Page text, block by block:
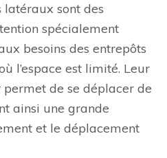
latéraux sont des
spécialement
besoins des entrepôts
l’espace est limité. Leur
de se déplacer de
ainsi une grande
et le déplacement